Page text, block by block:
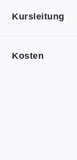
Kursleitung
Kosten